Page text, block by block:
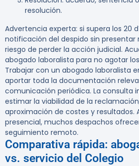
resolución.
Advertencia experta: si supera los 20
notificación del despido sin presentar
riesgo de perder la acción judicial.
abogado laboralista para no agotar
Trabajar con un abogado laboralista
aportar toda la documentación
comunicación periódica. La consulta
estimar la viabilidad de la
aproximación de costes y resultados.
presencial, muchos despachos
seguimiento remoto.
Comparativa rápida:
vs. servicio del Colegio